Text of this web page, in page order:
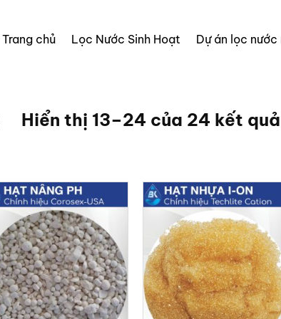
Trang chủ Lọc Nước Sinh Hoạt Dự án lọc
Hiển thị 13–24 của 24 kết quả